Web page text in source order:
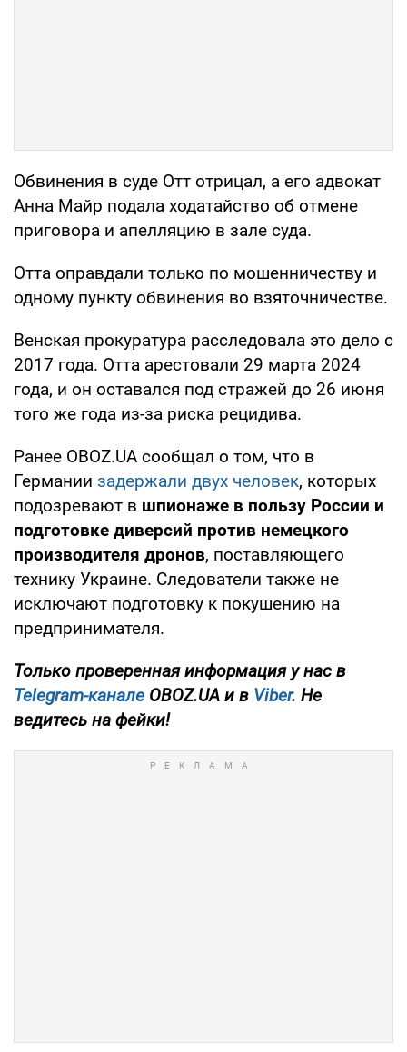
Обвинения в суде Отт отрицал, а его адвокат
Анна Майр подала ходатайство об отмене
приговора и апелляцию в зале суда.
Отта оправдали только по мошенничеству и
одному пункту обвинения во взяточничестве.
Венская прокуратура расследовала это дело с
2017 года. Отта арестовали 29 марта 2024
года, и он оставался под стражей до 26 июня
того же года из-за риска рецидива.
Ранее OBOZ.UA сообщал о том, что в
Германии задержали двух человек, которых
подозревают в шпионаже в пользу России и
подготовке диверсий против немецкого
производителя дронов, поставляющего
технику Украине. Следователи также не
исключают подготовку к покушению на
предпринимателя.
Только проверенная информация у нас в
Telegram-канале OBOZ.UA и в Viber. Не
ведитесь на фейки!